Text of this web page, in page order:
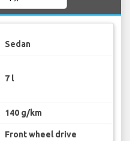
Sedan
7 l
140 g/km
Front wheel drive